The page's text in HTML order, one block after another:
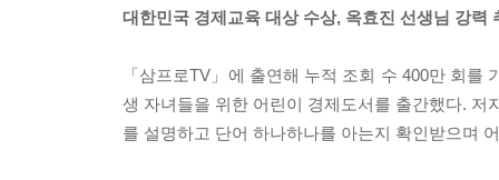
대한민국 경제교육 대상 수상, 옥효진 선생님 강력
「삼프로TV」에 출연해 누적 조회 수 400만 회를
생 자녀들을 위한 어린이 경제도서를 출간했다. 저
를 설명하고 단어 하나하나를 아는지 확인받으며